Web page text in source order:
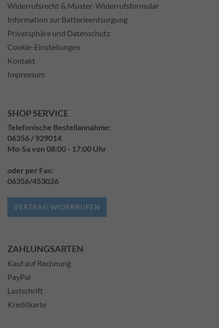
Widerrufsrecht & Muster-Widerrufsformular
Information zur Batterieentsorgung
Privatsphäre und Datenschutz
Cookie-Einstellungen
Kontakt
Impressum
SHOP SERVICE
Telefonische Bestellannahme:
06356 / 929014
Mo-Sa von 08:00 - 17:00 Uhr
oder per Fax:
06356/453026
VERTRAG WIDERRUFEN
ZAHLUNGSARTEN
Kauf auf Rechnung
PayPal
Lastschrift
Kreditkarte